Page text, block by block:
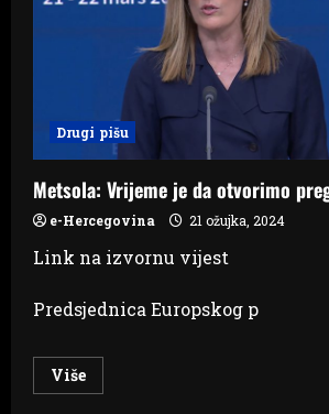
Drugi pišu
Metsola: Vrijeme je da otvorimo
e-Hercegovina 21 ožujka, 2024
Link na izvornu vijest
Predsjednica Europskog p
VišeRead
more